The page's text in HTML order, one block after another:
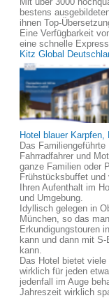
bestens
ihnen Top-
Eine Verfügbarkeit
eine schnelle
Kitz Global
Hotel blauer
Das
Fahrradfahrer und
ganze Familien oder
Frühstücksbuffet und
Ihren Aufenthalt im
und Umgebung.
Idyllisch gelegen in
München, so das
Erkundigungstouren
kann und dann mit
kann.
Das Hotel bietet
wirklich für jeden
jedenfall im Auge
Jahreszeit wirklich